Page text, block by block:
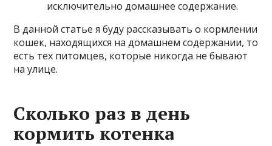
исключительно домашнее содержание.
В данной статье я буду рассказывать о кормлении
кошек, находящихся на домашнем содержании, то
есть тех питомцев, которые никогда не бывают
на улице.
Сколько раз в день
кормить котенка